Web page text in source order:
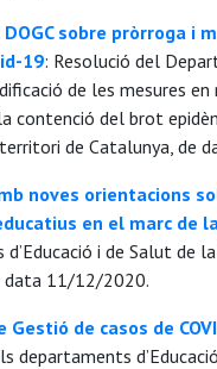
sobre pròrroga i
19: Resolució del
de les mesures
contenció del brot
de Catalunya, de
noves orientacions
en el marc de
i de Salut de
data 11/12/2020.
Gestió de casos de
departaments